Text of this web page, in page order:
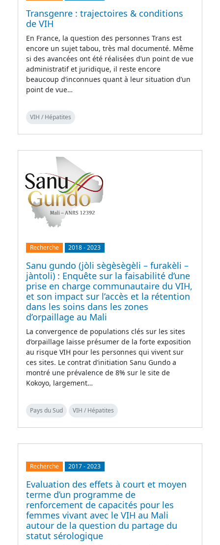
Transgenre : trajectoires & conditions
de VIH
En France, la question des personnes Trans est
encore un sujet tabou, très mal documenté. Même
si des avancées ont été réalisées d’un point de vue
administratif et juridique, il reste encore
beaucoup d’inconnues quant à leur situation d’un
point de vue…
VIH / Hépatites
Recherche 2018-2023
Sanu gundo (jòli sègèsègèli – furakèli –
jàntoli) : Enquête sur la faisabilité d’une
prise en charge communautaire du VIH,
et son impact sur l’accès et la rétention
dans les soins dans les zones
d’orpaillage au Mali
La convergence de populations clés sur les sites
d’orpaillage laisse présumer de la forte exposition
au risque VIH pour les personnes qui vivent sur
ces sites. Le contrat d’initiation Sanu Gundo a
montré une prévalence de 8% sur le site de
Kokoyo, largement…
Pays du Sud VIH / Hépatites
Recherche 2017-2023
Evaluation des effets à court et moyen
terme d’un programme de
renforcement de capacités pour les
femmes vivant avec le VIH au Mali
autour de la question du partage du
statut sérologique